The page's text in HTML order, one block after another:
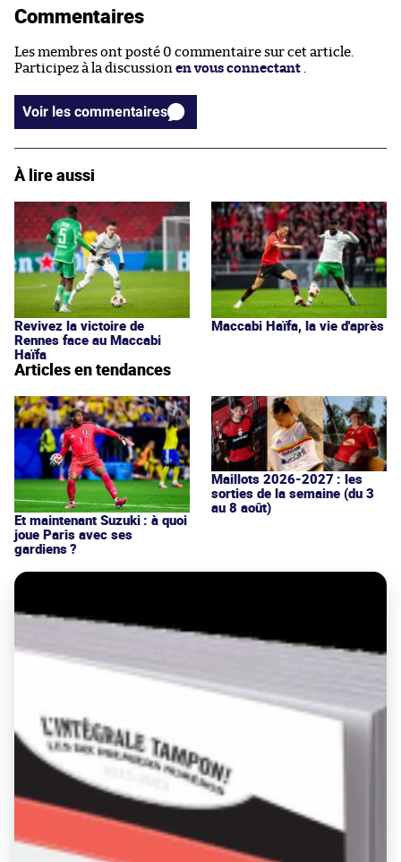
Commentaires
Les membres ont posté 0 commentaire sur cet article.
Participez à la discussion en vous connectant
Voir les commentaires
À lire aussi
Revivez la victoire de
Rennes face au Maccabi
Haïfa
Maccabi Haïfa, la vie d'après
Articles en tendances
Et maintenant Suzuki : à quoi
joue Paris avec ses
gardiens ?
Maillots 2026-2027 : les
sorties de la semaine (du 3
au 8 août)